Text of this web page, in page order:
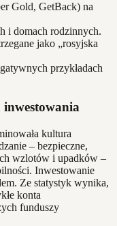
Gold, GetBack) na
i domach rodzinnych.
jako „rosyjska
przykładach
kultura
– bezpieczne,
wzlotów i upadków –
Inwestowanie
Ze statystyk wynika,
konta
funduszy